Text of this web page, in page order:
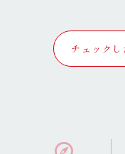
チェック